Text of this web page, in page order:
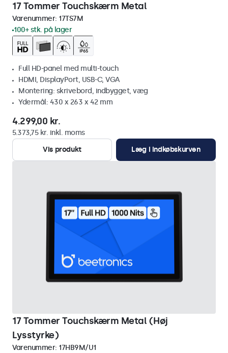
17 Tommer Touchskærm Metal
Varenummer: 17TS7M
100+ stk. på lager
Full HD-panel med multi-touch
HDMI, DisplayPort, USB-C, VGA
Montering: skrivebord, indbygget, væg
Ydermål: 430 x 263 x 42 mm
4.299,00 kr.
5.373,75 kr. inkl. moms
Vis produkt
Læg i indkøbskurven
17 Tommer Touchskærm Metal (Høj
Lysstyrke)
Varenummer: 17HB9M/U1